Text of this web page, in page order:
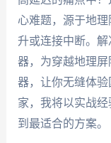
心难题，源于地
升或连接中断。
器，为穿越地理
器，让你无缝体
家，我将以实战
到最适合的方案。